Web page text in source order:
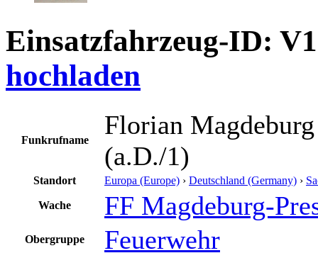
Einsatzfahrzeug-ID:
hochladen
Funkrufname
Florian
(a.D./1)
Standort Europa (Europe) › Deutschland (Germany) ›
Wache FF Magdeburg-
Obergruppe Feuerwehr